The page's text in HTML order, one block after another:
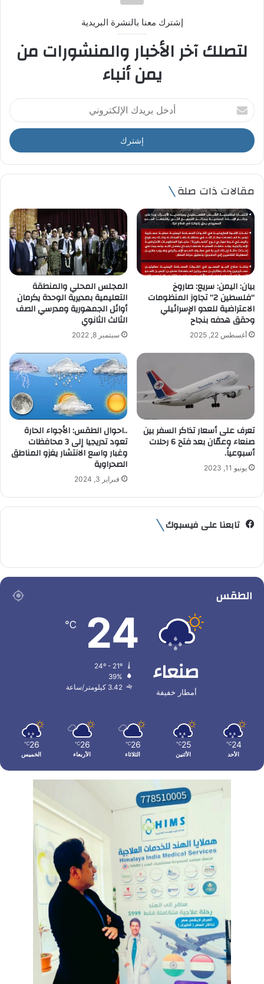
إشترك معنا بالنشرة البريدية
لتصلك آخر الأخبار والمنشورات من
يمن أنباء
أ
د
خ
ل
ر
د
ا
ك
ر
ي
مقالات ذات صلة
بيان: اليمن: سريع: صاروخ
“فلسطين 2” تجاوز المنظومات
الاعتراضية للعدو الإسرائيلي
وحقق هدفه بنجاح
أغسطس 22, 2025
المجلس المحلي والمنطقة
التعليمية بمديرية الوحدة يكرمان
أوائل الجمهورية ومدرسي الصف
الثالث الثانوي
سبتمبر 8, 2022
تعرف على أسعار تذاكر السفر بين
صنعاء وعمّان بعد فتح 6 رحلات
أسبوعياً.
يونيو 11, 2023
..احوال الطقس: الأجواء الحارة
تعود تدريجيا إلى 3 محافظات
وغبار واسع الانتشار يغزو المناطق
الصحراوية
فبراير 3, 2024
تابعنا على فيسبوك
الطقس
صنعاء
أمطار خفيفة
24
℃
39%
3.42 كيلومتر/ساعة
24
℃
الأحد
25
℃
الأثنين
26
℃
الثلاثاء
26
℃
الأربعاء
26
℃
الخميس